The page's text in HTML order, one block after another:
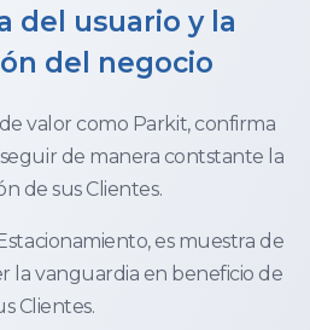
del usuario y la
del negocio
valor como Parkit, confirma
de manera contstante la
de sus Clientes.
es muestra de
la vanguardia en beneficio de
Clientes.